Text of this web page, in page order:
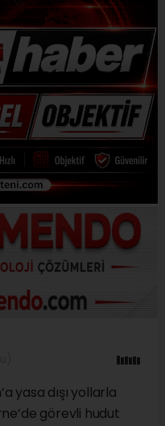
yasa dışı yollarla
görevli hudut